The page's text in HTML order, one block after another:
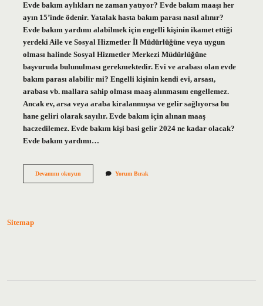
Evde bakım aylıkları ne zaman yatıyor? Evde bakım maaşı her
ayın 15’inde ödenir. Yatalak hasta bakım parası nasıl alınır?
Evde bakım yardımı alabilmek için engelli kişinin ikamet ettiği
yerdeki Aile ve Sosyal Hizmetler İl Müdürlüğüne veya uygun
olması halinde Sosyal Hizmetler Merkezi Müdürlüğüne
başvuruda bulunulması gerekmektedir. Evi ve arabası olan evde
bakım parası alabilir mi? Engelli kişinin kendi evi, arsası,
arabası vb. mallara sahip olması maaş alınmasını engellemez.
Ancak ev, arsa veya araba kiralanmışsa ve gelir sağlıyorsa bu
hane geliri olarak sayılır. Evde bakım için alınan maaş
haczedilemez. Evde bakım kişi basi gelir 2024 ne kadar olacak?
Evde bakım yardımı…
Devamını okuyunEvde
Yorum Bırak
Sitemap